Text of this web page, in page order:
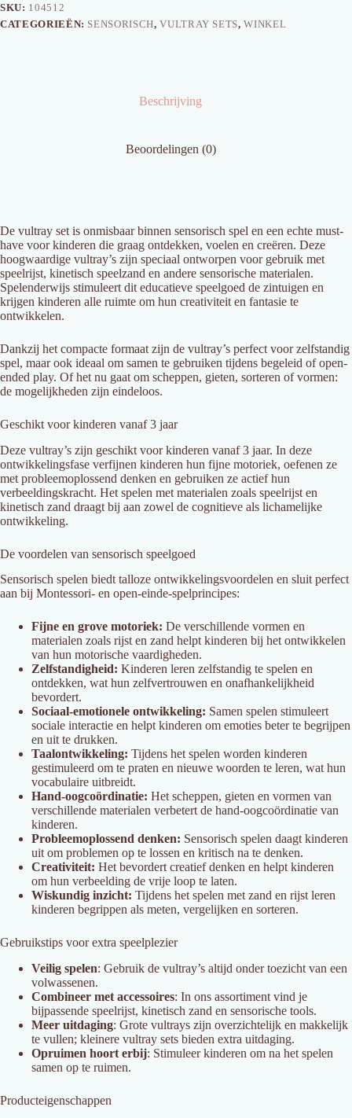
SKU: 104512
CATEGORIEËN: SENSORISCH,VULTRAY SETS,WINKEL
Beschrijving
Beoordelingen (0)
De vultray set is onmisbaar binnen sensorisch spel en een echte must-
have voor kinderen die graag ontdekken, voelen en creëren. Deze
hoogwaardige vultray’s zijn speciaal ontworpen voor gebruik met
speelrijst, kinetisch speelzand en andere sensorische materialen.
Spelenderwijs stimuleert dit educatieve speelgoed de zintuigen en
krijgen kinderen alle ruimte om hun creativiteit en fantasie te
ontwikkelen.
Dankzij het compacte formaat zijn de vultray’s perfect voor zelfstandig
spel, maar ook ideaal om samen te gebruiken tijdens begeleid of open-
ended play. Of het nu gaat om scheppen, gieten, sorteren of vormen:
de mogelijkheden zijn eindeloos.
Geschikt voor kinderen vanaf 3 jaar
Deze vultray’s zijn geschikt voor kinderen vanaf 3 jaar. In deze
ontwikkelingsfase verfijnen kinderen hun fijne motoriek, oefenen ze
met probleemoplossend denken en gebruiken ze actief hun
verbeeldingskracht. Het spelen met materialen zoals speelrijst en
kinetisch zand draagt bij aan zowel de cognitieve als lichamelijke
ontwikkeling.
De voordelen van sensorisch speelgoed
Sensorisch spelen biedt talloze ontwikkelingsvoordelen en sluit perfect
aan bij Montessori- en open-einde-spelprincipes:
Fijne en grove motoriek: De verschillende vormen en
materialen zoals rijst en zand helpt kinderen bij het ontwikkelen
van hun motorische vaardigheden.
Zelfstandigheid: Kinderen leren zelfstandig te spelen en
ontdekken, wat hun zelfvertrouwen en onafhankelijkheid
bevordert.
Sociaal-emotionele ontwikkeling: Samen spelen stimuleert
sociale interactie en helpt kinderen om emoties beter te begrijpen
en uit te drukken.
Taalontwikkeling: Tijdens het spelen worden kinderen
gestimuleerd om te praten en nieuwe woorden te leren, wat hun
vocabulaire uitbreidt.
Hand-oogcoördinatie: Het scheppen, gieten en vormen van
verschillende materialen verbetert de hand-oogcoördinatie van
kinderen.
Probleemoplossend denken: Sensorisch spelen daagt kinderen
uit om problemen op te lossen en kritisch na te denken.
Creativiteit: Het bevordert creatief denken en helpt kinderen
om hun verbeelding de vrije loop te laten.
Wiskundig inzicht: Tijdens het spelen met zand en rijst leren
kinderen begrippen als meten, vergelijken en sorteren.
Gebruikstips voor extra speelplezier
Veilig spelen: Gebruik de vultray’s altijd onder toezicht van een
volwassenen.
Combineer met accessoires: In ons assortiment vind je
bijpassende speelrijst, kinetisch zand en sensorische tools.
Meer uitdaging: Grote vultrays zijn overzichtelijk en makkelijk
te vullen; kleinere vultray sets bieden extra uitdaging.
Opruimen hoort erbij: Stimuleer kinderen om na het spelen
samen op te ruimen.
Producteigenschappen